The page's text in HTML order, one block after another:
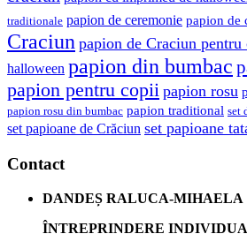
traditionale papion de ceremonie papion de
Craciun papion de Craciun
halloween papion din bumbac
papion pentru copii papion rosu
papion rosu din bumbac papion traditional set
set papioane de Crăciun set papioane
Contact
DANDEȘ RALUCA-MIHAELA
ÎNTREPRINDERE